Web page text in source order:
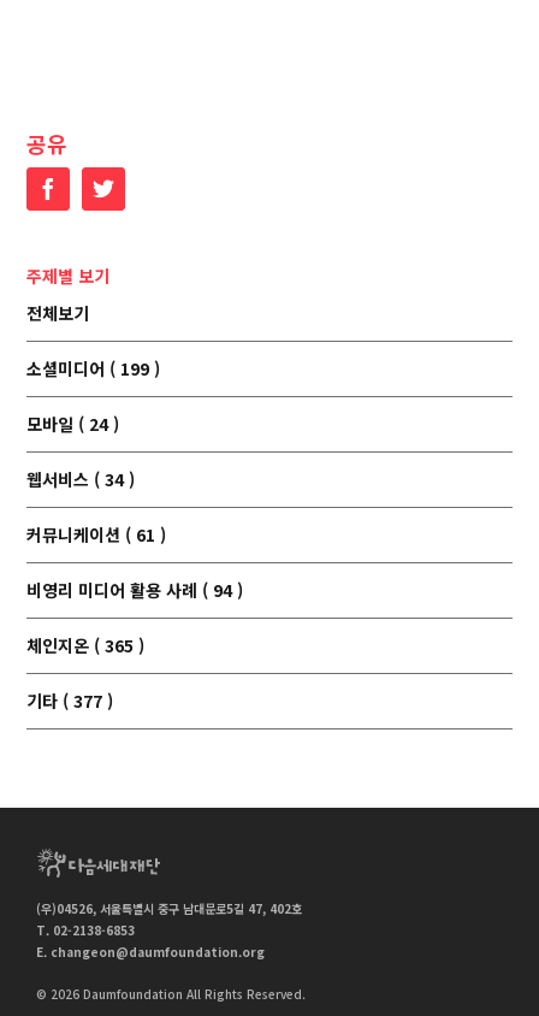
공유
FacebookTwitter
주제별 보기
전체보기
소셜미디어 ( 199 )
모바일 ( 24 )
웹서비스 ( 34 )
커뮤니케이션 ( 61 )
비영리 미디어 활용 사례 ( 94 )
체인지온 ( 365 )
기타 ( 377 )
(우)04526, 서울특별시 중구 남대문로5길 47, 402호
T. 02-2138-6853
E. changeon@daumfoundation.org
© 2026 Daumfoundation All Rights Reserved.